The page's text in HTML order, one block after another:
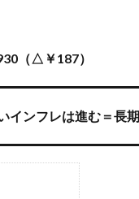
（△￥187）
インフレは進む＝長